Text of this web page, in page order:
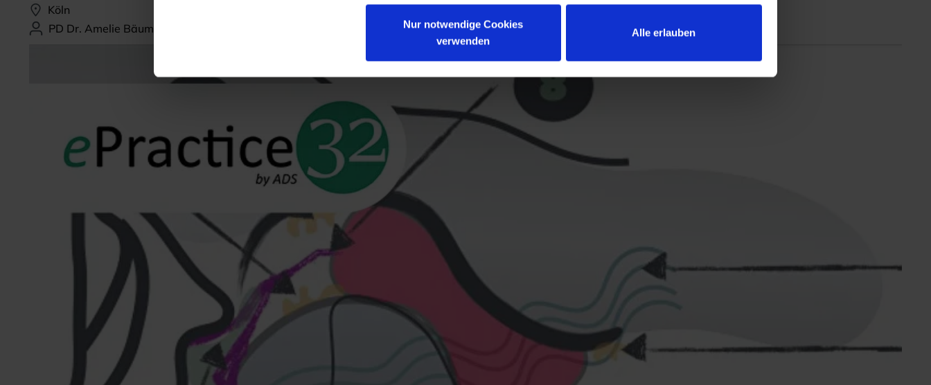
Nur notwendige Cookies
verwenden
Alle erlauben
Köln
PD Dr. Amelie Bäumer-König, M.Sc.